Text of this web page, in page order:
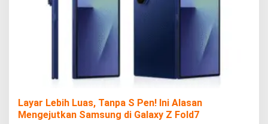
Layar Lebih Luas, Tanpa S Pen! Ini Alasan
Mengejutkan Samsung di Galaxy Z Fold7